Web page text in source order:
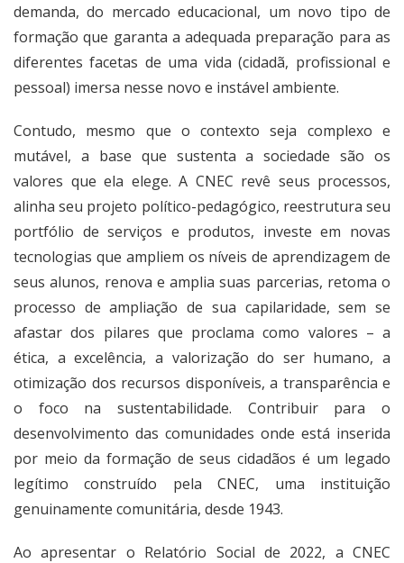
demanda, do mercado educacional, um novo tipo de
formação que garanta a adequada preparação para as
diferentes facetas de uma vida (cidadã, profissional e
pessoal) imersa nesse novo e instável ambiente.
Contudo, mesmo que o contexto seja complexo e
mutável, a base que sustenta a sociedade são os
valores que ela elege. A CNEC revê seus processos,
alinha seu projeto político-pedagógico, reestrutura seu
portfólio de serviços e produtos, investe em novas
tecnologias que ampliem os níveis de aprendizagem de
seus alunos, renova e amplia suas parcerias, retoma o
processo de ampliação de sua capilaridade, sem se
afastar dos pilares que proclama como valores – a
ética, a excelência, a valorização do ser humano, a
otimização dos recursos disponíveis, a transparência e
o foco na sustentabilidade. Contribuir para o
desenvolvimento das comunidades onde está inserida
por meio da formação de seus cidadãos é um legado
legítimo construído pela CNEC, uma instituição
genuinamente comunitária, desde 1943.
Ao apresentar o Relatório Social de 2022, a CNEC